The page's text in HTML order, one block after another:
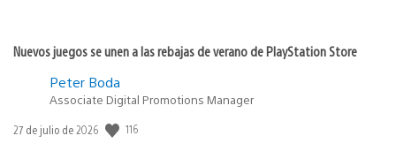
Nuevos juegos se unen a las rebajas de verano de PlayStation Store
Peter Boda
Associate Digital Promotions Manager
Fecha
27 de julio de 2026 116